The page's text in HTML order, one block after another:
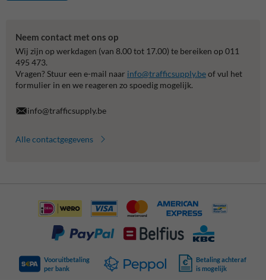
Neem contact met ons op
Wij zijn op werkdagen (van 8.00 tot 17.00) te bereiken op 011
495 473.
Vragen? Stuur een e-mail naar info@trafficsupply.beof vul het
formulier in en we reageren zo spoedig mogelijk.
info@trafficsupply.be
Alle contactgegevens
Vooruitbetaling
per bank
Betaling achteraf
is mogelijk